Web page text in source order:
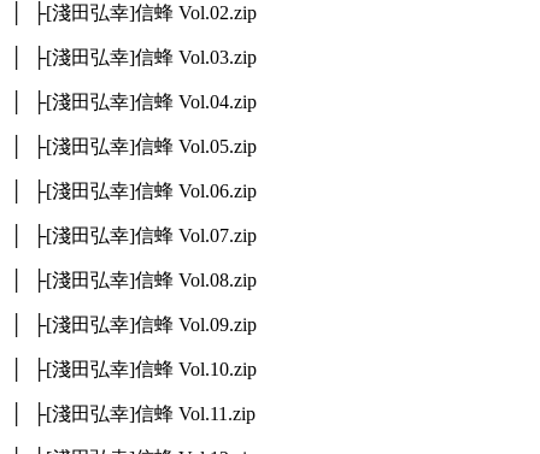
│ ├[淺田弘幸]信蜂 Vol.02.zip
│ ├[淺田弘幸]信蜂 Vol.03.zip
│ ├[淺田弘幸]信蜂 Vol.04.zip
│ ├[淺田弘幸]信蜂 Vol.05.zip
│ ├[淺田弘幸]信蜂 Vol.06.zip
│ ├[淺田弘幸]信蜂 Vol.07.zip
│ ├[淺田弘幸]信蜂 Vol.08.zip
│ ├[淺田弘幸]信蜂 Vol.09.zip
│ ├[淺田弘幸]信蜂 Vol.10.zip
│ ├[淺田弘幸]信蜂 Vol.11.zip